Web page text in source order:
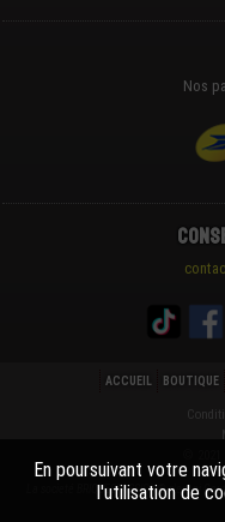
Nos
ACCUEIL BOUTIQUE
La societé BRIQUESPASSION® n'est ni
En poursuivant votre
l'utilisation de